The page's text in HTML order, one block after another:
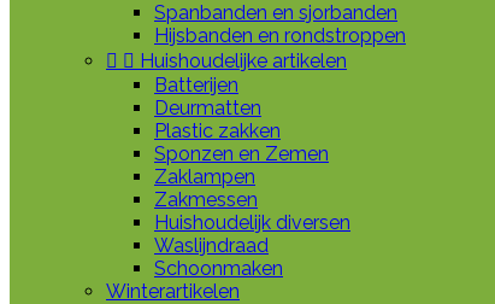
Spanbanden en sjorbanden
Hijsbanden en rondstroppen
  Huishoudelijke artikelen
Batterijen
Deurmatten
Plastic zakken
Sponzen en Zemen
Zaklampen
Zakmessen
Huishoudelijk diversen
Waslijndraad
Schoonmaken
Winterartikelen